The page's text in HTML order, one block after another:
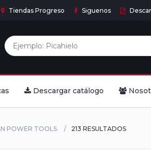
Tiendas Progreso Siguenos
Descargar catálogo
POWER TOOLS 213 RESULTADOS